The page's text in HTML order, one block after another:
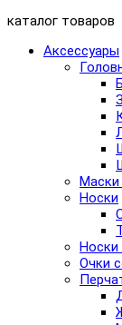
каталог товаров
Аксессуары
Маски
Носки
Носки
Очки